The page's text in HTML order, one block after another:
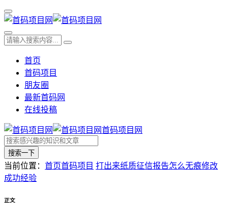
首页
首码项目
朋友圈
最新首码网
在线投稿
首码项目网
搜索一下
当前位置： 首页首码项目 打出来纸质征信报告怎么无痕修改
成功经验
正文